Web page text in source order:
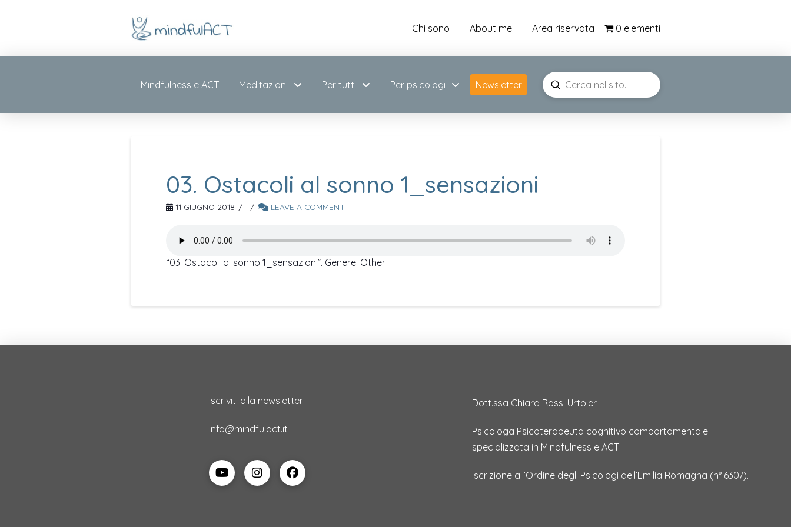
Chi sono About me Area riservata 0 elementi
Mindfulness e ACT Meditazioni Per tutti Per psicologi Newsletter
Search
Submit
03. Ostacoli al sonno 1_sensazioni
11 GIUGNO 2018 LEAVE A COMMENT
“03. Ostacoli al sonno 1_sensazioni”. Genere: Other.
Iscriviti alla newsletter
info@mindfulact.it
Dott.ssa Chiara Rossi Urtoler
Psicologa Psicoterapeuta cognitivo comportamentale
specializzata in Mindfulness e ACT
Iscrizione all’Ordine degli Psicologi dell’Emilia Romagna (n° 6307).